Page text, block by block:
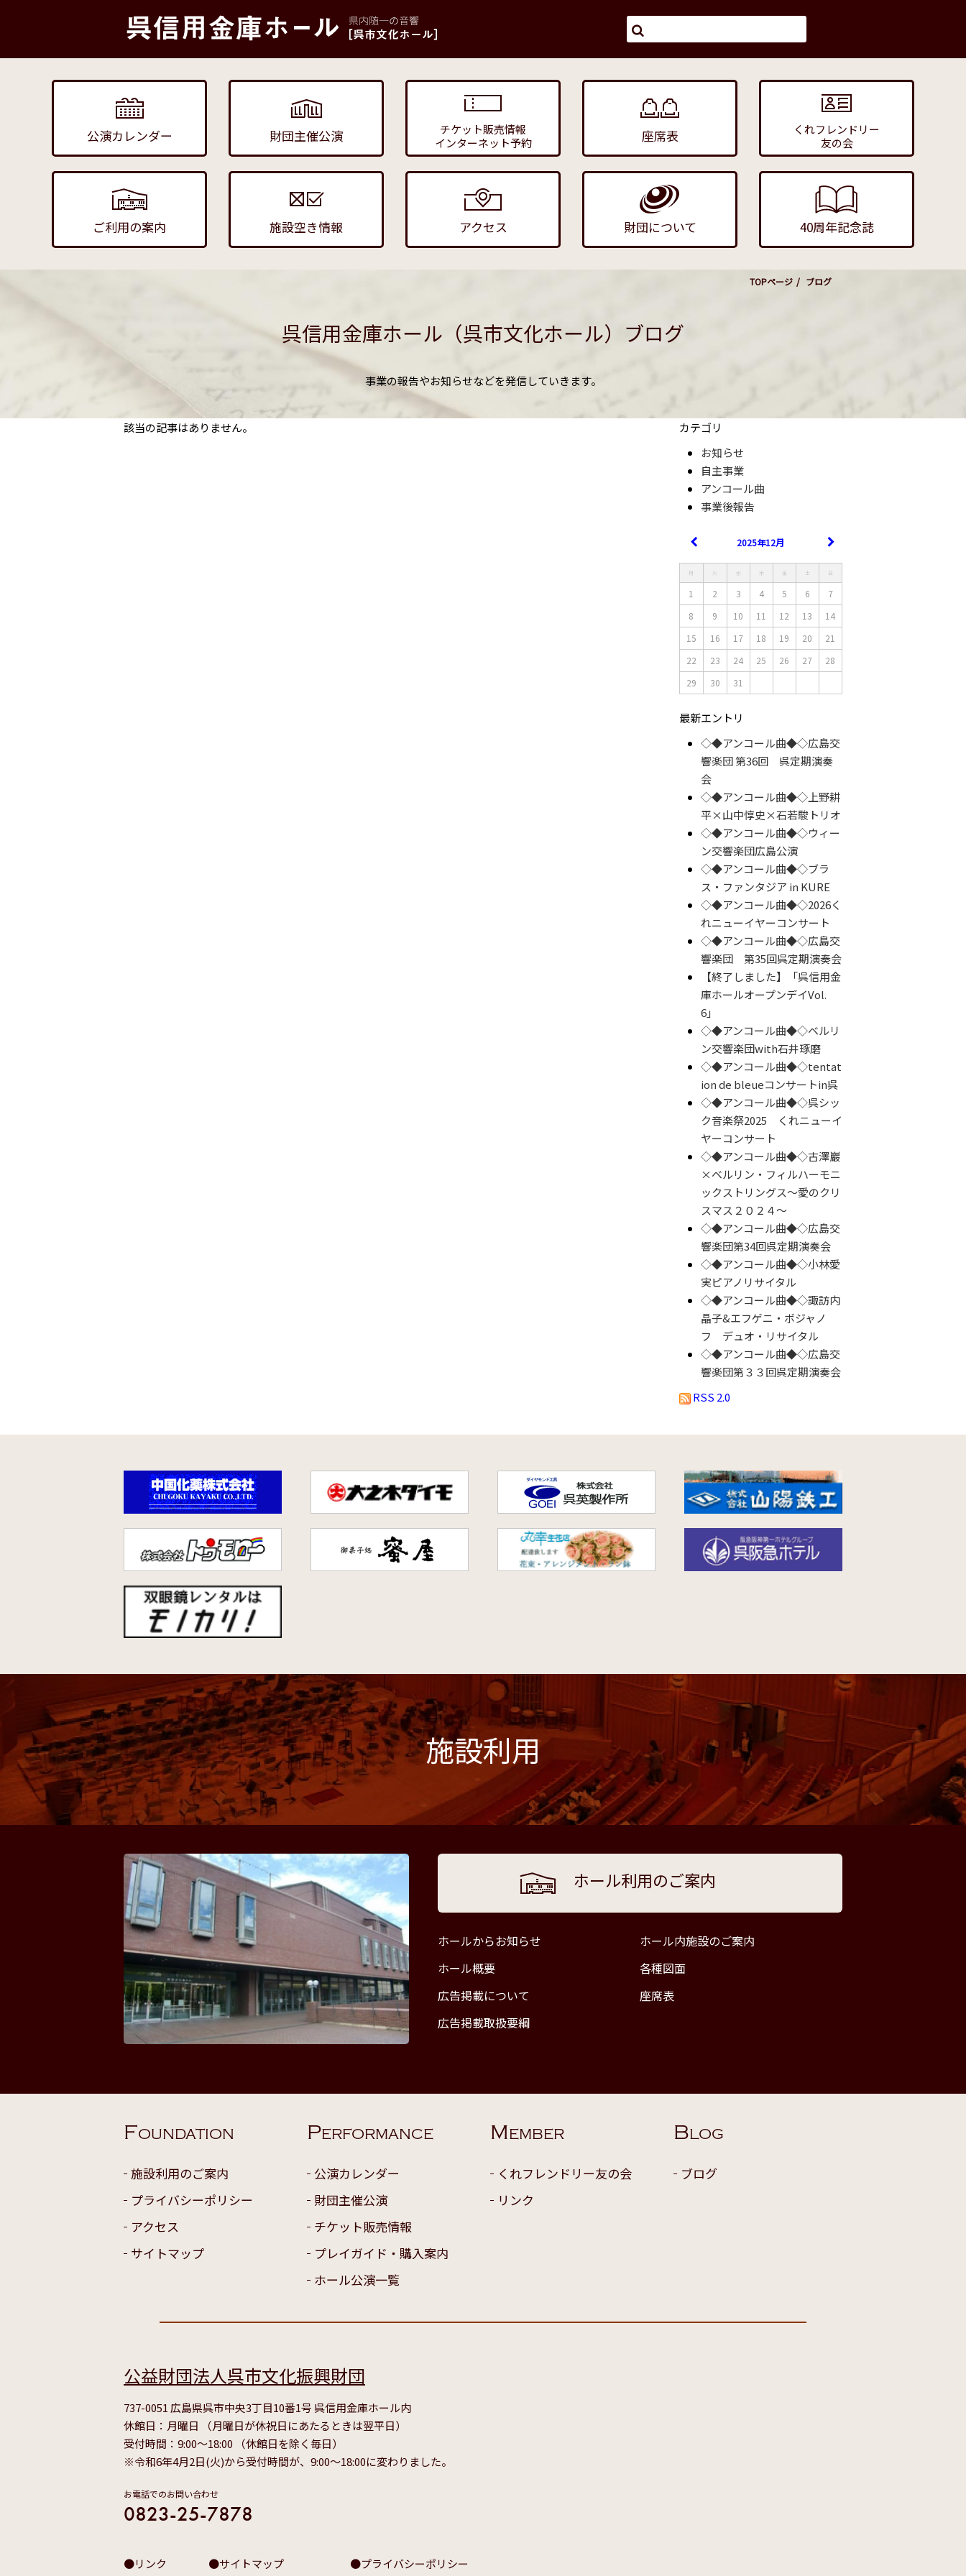
公演カレンダー 財団主催公演
チケット販売情報
インターネット予約
座席表
くれフレンドリー
友の会
ご利用の案内 施設空き情報 アクセス 財団について 40周年記念誌
TOPページ ブログ
呉信用金庫ホール（呉市文化ホール）ブログ
事業の報告やお知らせなどを発信していきます。
該当の記事はありません。
カテゴリ
お知らせ
自主事業
アンコール曲
事業後報告
2025年12月
月 火 水 木 金 土 日
1 2 3 4 5 6
7
8
9 10 11 12 13
14
15
16 17 18 19 20
21
22
23 24 25 26 27
28
29
30 31
最新エントリ
◇◆アンコール曲◆◇広島交
響楽団 第36回 呉定期演奏
会
◇◆アンコール曲◆◇上野耕
平×山中惇史×石若駿トリオ
◇◆アンコール曲◆◇ウィー
ン交響楽団広島公演
◇◆アンコール曲◆◇ブラ
ス・ファンタジア in KURE
◇◆アンコール曲◆◇2026く
れニューイヤーコンサート
◇◆アンコール曲◆◇広島交
響楽団 第35回呉定期演奏会
【終了しました】「呉信用金
庫ホールオープンデイVol.
6」
◇◆アンコール曲◆◇ベルリ
ン交響楽団with石井琢磨
◇◆アンコール曲◆◇tentat
ion de bleueコンサートin呉
◇◆アンコール曲◆◇呉シッ
ク音楽祭2025 くれニューイ
ヤーコンサート
◇◆アンコール曲◆◇古澤巖
×ベルリン・フィルハーモニ
ックストリングス～愛のクリ
スマス２０２４～
◇◆アンコール曲◆◇広島交
響楽団第34回呉定期演奏会
◇◆アンコール曲◆◇小林愛
実ピアノリサイタル
◇◆アンコール曲◆◇諏訪内
晶子&エフゲニ・ボジャノ
フ デュオ・リサイタル
◇◆アンコール曲◆◇広島交
響楽団第３３回呉定期演奏会
RSS 2.0
施設利用
ホール利用のご案内
ホールからお知らせ
ホール内施設のご案内
ホール概要
各種図面
広告掲載について
座席表
広告掲載取扱要綱
FOUNDATION
施設利用のご案内
プライバシーポリシー
アクセス
サイトマップ
PERFORMANCE
公演カレンダー
財団主催公演
チケット販売情報
プレイガイド・購入案内
ホール公演一覧
MEMBER
くれフレンドリー友の会
リンク
BLOG
ブログ
公益財団法人呉市文化振興財団
737-0051 広島県呉市中央3丁目10番1号 呉信用金庫ホール内
休館日：月曜日 （月曜日が休祝日にあたるときは翌平日）
受付時間：9:00～18:00 （休館日を除く毎日）
※令和6年4月2日(火)から受付時間が、9:00～18:00に変わりました。
お電話でのお問い合わせ
0823-25-7878
リンク サイトマップ プライバシーポリシー